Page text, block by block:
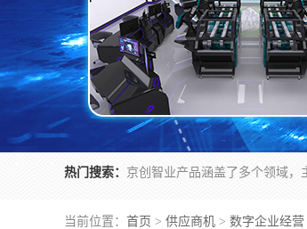
热门搜索：
当前位置： 首页 > 供应商机 > 数字企业经营